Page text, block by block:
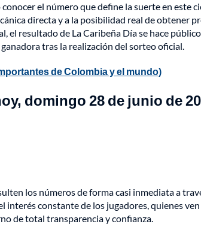
el número que define la suerte en este
directa y a la posibilidad real de obtener
el resultado de La Caribeña Día se hace público
tras la realización del sorteo oficial.
de Colombia y el mundo)
domingo 28 de junio de
los números de forma casi inmediata a
constante de los jugadores, quienes ven
de total transparencia y confianza.